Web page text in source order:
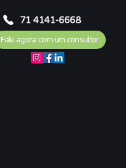
71 4141-6668
Fale agora com um consultor